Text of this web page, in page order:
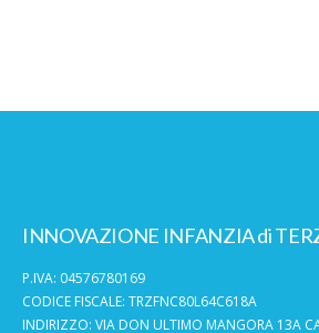
INNOVAZIONE INFANZIA di
P.IVA: 04576780169
CODICE FISCALE: TRZFNC80L64C618A
INDIRIZZO: VIA DON ULTIMO MANGORA 13A